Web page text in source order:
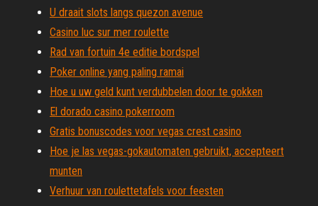
U draait slots langs quezon avenue
Casino luc sur mer roulette
Rad van fortuin 4e editie bordspel
Poker online yang paling ramai
Hoe u uw geld kunt verdubbelen door te gokken
El dorado casino pokerroom
Gratis bonuscodes voor vegas crest casino
Hoe je las vegas-gokautomaten gebruikt, accepteert
munten
Verhuur van roulettetafels voor feesten